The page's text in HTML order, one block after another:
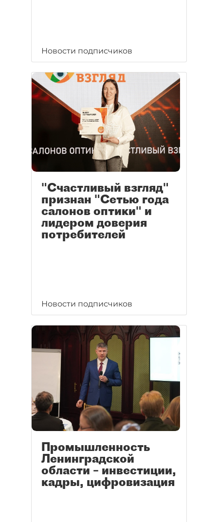
Новости подписчиков
"Счастливый взгляд"
признан "Сетью года
салонов оптики" и
лидером доверия
потребителей
Новости подписчиков
Промышленность
Ленинградской
области – инвестиции,
кадры, цифровизация